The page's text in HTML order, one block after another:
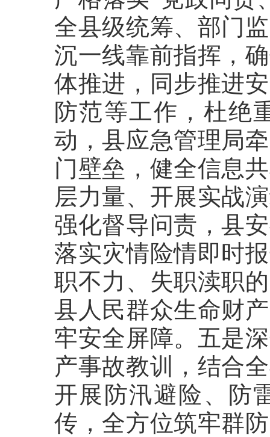
全县级统筹、部门
沉一线靠前指挥，
体推进，同步推进
防范等工作，杜绝
动，县应急管理局
门壁垒，健全信息
层力量、开展实战
强化督导问责，县
落实灾情险情即时
职不力、失职渎职
县人民群众生命财
牢安全屏障。五是
产事故教训，结合
开展防汛避险、防
传，全方位筑牢群